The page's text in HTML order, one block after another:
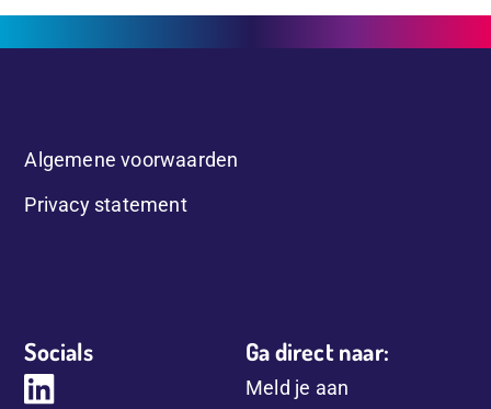
Ga direct naar:
Meld je aan
Socials
Algemene voorwaarden
Privacy statement